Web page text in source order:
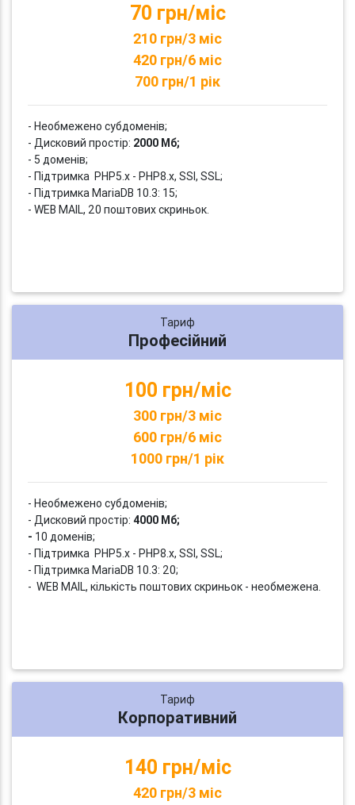
70 грн/міс
210 грн/3 міс
420 грн/6 міс
700 грн/1 рік
- Необмежено субдоменів;
- Дисковий простір: 2000 Мб;
- 5 доменів;
- Підтримка PHP5.x - PHP8.x, SSI, SSL;
- Підтримка MariaDB 10.3: 15;
- WEB MAIL, 20 поштових скриньок.
Тариф
Професійний
100 грн/міс
300 грн/3 міс
600 грн/6 міс
1000 грн/1 рік
- Необмежено субдоменів;
- Дисковий простір: 4000 Мб;
- 10 доменів;
- Підтримка PHP5.x - PHP8.x, SSI, SSL;
- Підтримка MariaDB 10.3: 20;
- WEB MAIL, кількість поштових скриньок - необмежена.
Тариф
Корпоративний
140 грн/міс
420 грн/3 міс